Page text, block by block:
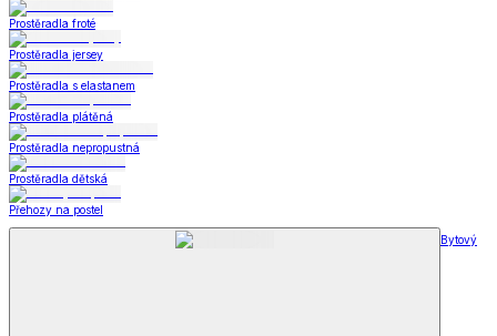
Prostěradla froté
Prostěradla jersey
Prostěradla s elastanem
Prostěradla plátěná
Prostěradla nepropustná
Prostěradla dětská
Přehozy na postel
Bytový